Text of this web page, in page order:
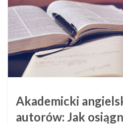
Akademicki
autorów: Jak